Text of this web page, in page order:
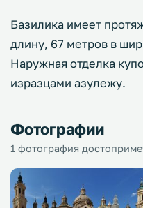
Базилика имеет
длину, 67 метров в
Наружная отделка
изразцами азулежу.
Фотографии
1 фотография